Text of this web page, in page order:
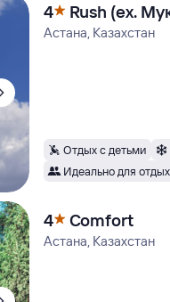
4 Rush (ex.
Астана, Казахстан
Отдых с детьми
Идеально для
4 Comfort
Астана, Казахстан